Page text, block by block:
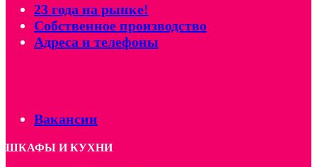
23 года на рынке!
Собственное производство
Адреса и телефоны
Вакансии
ШКАФЫ И КУХНИ